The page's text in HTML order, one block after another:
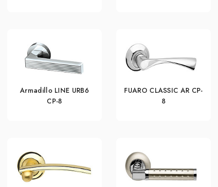
Armadillo LINE URB6
CP-8
FUARO CLASSIC AR CP-
8